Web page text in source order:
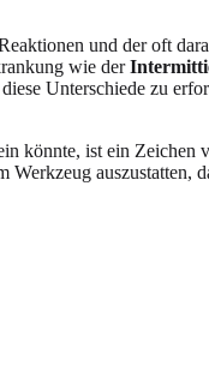
und der oft
wie der
Unterschiede zu
könnte, ist ein Zeichen
Werkzeug auszustatten,